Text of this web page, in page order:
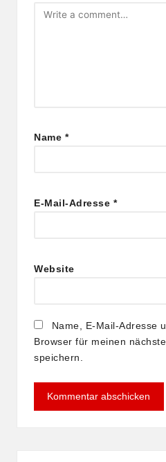
Name *
E-Mail-Adresse *
Website
Name, E-Mail-Adresse
Browser für meinen
speichern.